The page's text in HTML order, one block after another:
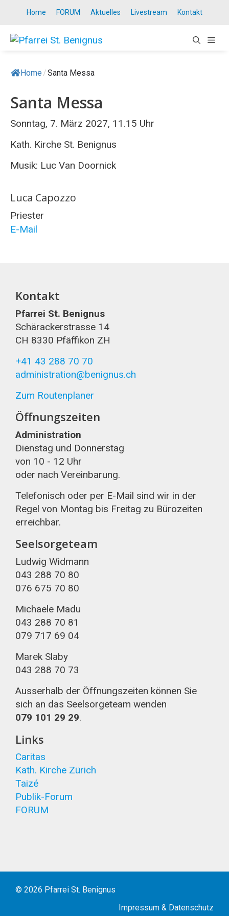
Inhalt
Home FORUM Aktuelles Livestream Kontakt
Home /Santa Messa
Santa Messa
Sonntag, 7. März 2027, 11.15 Uhr
Kath. Kirche St. Benignus
Musik: Luc Van Doornick
Luca Capozzo
Priester
E-Mail
Kontakt
Pfarrei St. Benignus
Schärackerstrasse 14
CH 8330 Pfäffikon ZH
+41 43 288 70 70
administration@benignus.ch
Zum Routenplaner
Öffnungszeiten
Administration
Dienstag und Donnerstag
von 10 - 12 Uhr
oder nach Vereinbarung.
Telefonisch oder per E-Mail sind wir in der
Regel von Montag bis Freitag zu Bürozeiten
erreichbar.
Seelsorgeteam
Ludwig Widmann
043 288 70 80
076 675 70 80
Michaele Madu
043 288 70 81
079 717 69 04
Marek Slaby
043 288 70 73
Ausserhalb der Öffnungszeiten können Sie
sich an das Seelsorgeteam wenden
079 101 29 29.
Links
Caritas
Kath. Kirche Zürich
Taizé
Publik-Forum
FORUM
© 2026 Pfarrei St. Benignus
Impressum & Datenschutz